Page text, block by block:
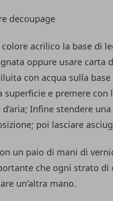
decoupage
acrilico la base di
oppure usare carta
con acqua sulla
superficie e premere
Infine stendere
poi lasciare
un paio di mani di
che ogni strato
un'altra mano.